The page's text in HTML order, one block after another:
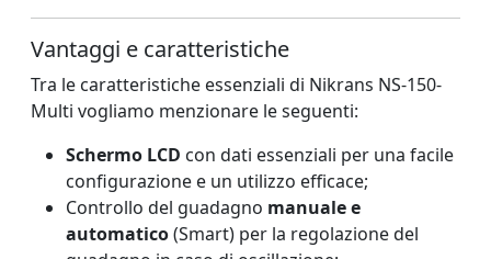
Vantaggi e caratteristiche
Tra le caratteristiche essenziali di Nikrans NS-150-
Multi vogliamo menzionare le seguenti:
Schermo LCD con dati essenziali per una facile
configurazione e un utilizzo efficace;
Controllo del guadagno manuale e
automatico(Smart) per la regolazione del